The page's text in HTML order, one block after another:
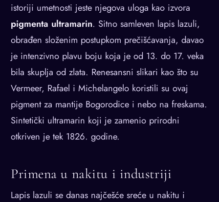
istoriji umetnosti jeste njegova uloga kao izvora
pigmenta ultramarin. Sitno samleven lapis lazuli,
obrađen složenim postupkom prečišćavanja, davao
je intenzivno plavu boju koja je od 13. do 17. veka
bila skuplja od zlata. Renesansni slikari kao što su
Vermeer, Rafael i Michelangelo koristili su ovaj
pigment za mantije Bogorodice i nebo na freskama.
Sintetički ultramarin koji je zamenio prirodni
otkriven je tek 1826. godine.
Primena u nakitu i industriji
Lapis lazuli se danas najčešće sreće u nakitu i